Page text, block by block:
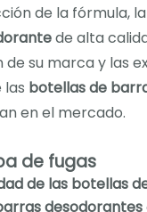
de la fórmula,
de alta
su marca y las
botellas de
en el mercado.
de fugas
de las botellas
desodorantes